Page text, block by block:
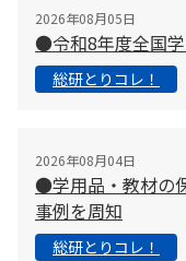
2026年08月05日
●令和8年度全国
総研とりコレ！
2026年08月04日
●学用品・教材の
事例を周知
総研とりコレ！